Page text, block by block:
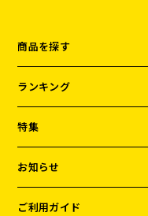
商品を探す
ランキング
特集
お知らせ
ご利用ガイド